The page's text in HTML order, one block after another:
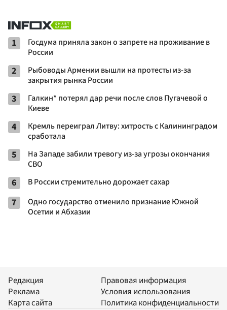
1
Госдума приняла закон о запрете на проживание в
России
2
Рыбоводы Армении вышли на протесты из-за
закрытия рынка России
3
Галкин* потерял дар речи после слов Пугачевой о
Киеве
4
Кремль переиграл Литву: хитрость с Калининградом
сработала
5
На Западе забили тревогу из-за угрозы окончания
СВО
6 В России стремительно дорожает сахар
7
Одно государство отменило признание Южной
Осетии и Абхазии
Редакция
Реклама
Карта сайта
Правовая информация
Условия использования
Политика конфиденциальности